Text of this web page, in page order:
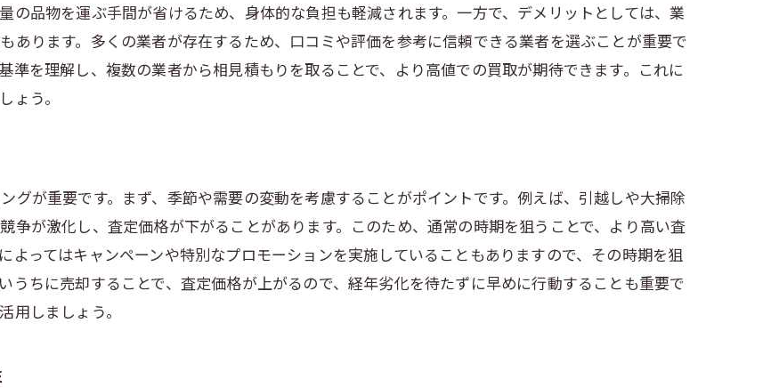
付属品や証明書を揃えておく重要性
査定士に好印象を与えるための準備
季節の変わり目を狙った賢い利用法
出張買取予約の流れと注意点
査定日までに行う準備リスト
査定士が訪問する際の対応方法
トラブル回避のための事前確認
の品物を運ぶ手間が省けるため、身体的な負担も軽減されます。一方で、デメリットとしては、業
あります。多くの業者が存在するため、口コミや評価を参考に信頼できる業者を選ぶことが重要で
準を理解し、複数の業者から相見積もりを取ることで、より高値での買取が期待できます。これに
ょう。
グが重要です。まず、季節や需要の変動を考慮することがポイントです。例えば、引越しや大掃除
争が激化し、査定価格が下がることがあります。このため、通常の時期を狙うことで、より高い査
よってはキャンペーンや特別なプロモーションを実施していることもありますので、その時期を狙
うちに売却することで、査定価格が上がるので、経年劣化を待たずに早めに行動することも重要で
用しましょう。